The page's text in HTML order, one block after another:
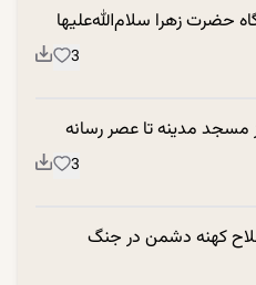
حضرت زهرا سلام‌الله‌علیها
3
مدینه تا عصر رسانه
3
کهنه دشمن در جنگ